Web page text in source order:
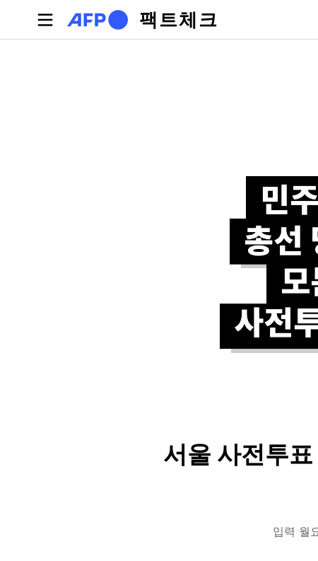
주요 콘텐츠로 건너뛰기
팩트체크
기본탭
서울 사전투
입력 월